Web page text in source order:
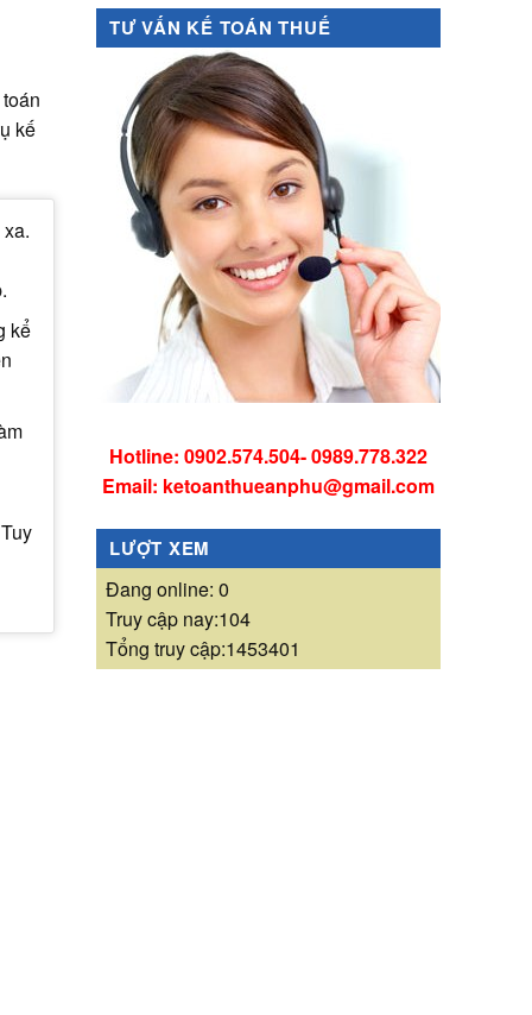
kế
kể
TƯ VẤN KẾ TOÁN THUẾ
Hotline: 0902.574.504- 0989.778.322
Email: ketoanthueanphu@gmail.com
LƯỢT XEM
Đang online: 0
Truy cập nay:104
Tổng truy cập:1453401